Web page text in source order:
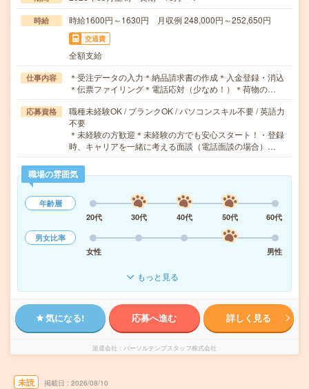
時給 時給1600円～1630円 月収例 248,000円～252,650円
交通費
全額支給
仕事内容
＊受注データの入力＊納品請求書の作成＊入金登録・消込
＊伝票ファイリング＊電話応対（少なめ！）＊荷物の…
応募資格
職種未経験OK / ブランクOK / パソコンスキル不要 / 英語力
不要
＊未経験の方歓迎＊未経験の方でも安心スタート！・登録
時、キャリアを一緒に考える面談（電話面談の場合）…
職場の雰囲気
年齢層
20代
30代 40代 50代
60代
男女比率
女性
男性
もっと見る
気になる! 応募へ進む 詳しく見る
派遣会社 パーソルテンプスタッフ株式会社
未読 掲載日 2026/08/10